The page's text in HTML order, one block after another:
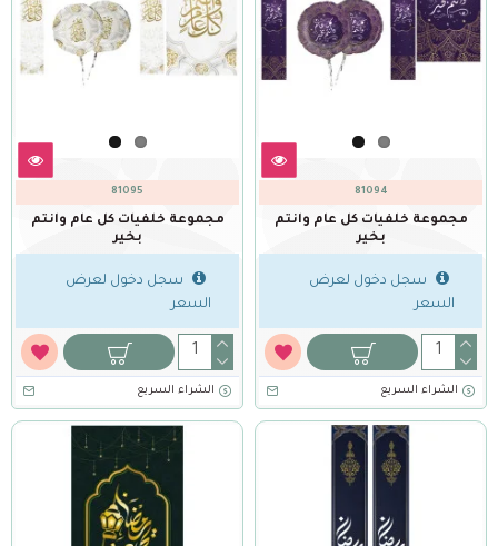
81094
مجموعة خلفيات كل عام وانتم
بخير
سجل دخول لعرض
السعر
الشراء السريع
81095
مجموعة خلفيات كل عام وانتم
بخير
سجل دخول لعرض
السعر
الشراء السريع